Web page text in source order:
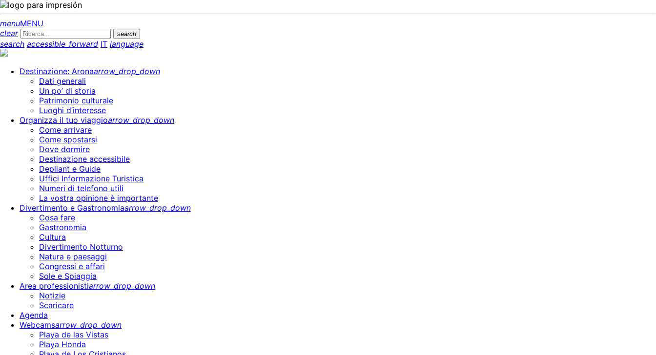
menuMENU
clear
search
search accessible_forward IT language
Destinazione: Aronaarrow_drop_down
Dati generali
Un po’ di storia
Patrimonio culturale
Luoghi d’interesse
Organizza il tuo viaggioarrow_drop_down
Come arrivare
Come spostarsi
Dove dormire
Destinazione accessibile
Depliant e Guide
Uffici Informazione Turistica
Numeri di telefono utili
La vostra opinione è importante
Divertimento e Gastronomiaarrow_drop_down
Cosa fare
Gastronomia
Cultura
Divertimento Notturno
Natura e paesaggi
Congressi e affari
Sole e Spiaggia
Area professionistiarrow_drop_down
Notizie
Scaricare
Agenda
Webcamsarrow_drop_down
Playa de las Vistas
Playa Honda